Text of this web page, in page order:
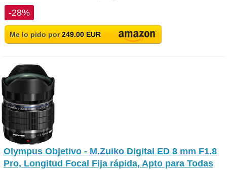
-28%
Me lo pido por249.00 EUR
Olympus Objetivo - M.Zuiko Digital ED 8 mm F1.8
Pro, Longitud Focal Fija rápida, Apto para Todas